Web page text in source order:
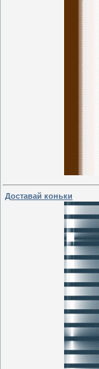
Доставай коньки